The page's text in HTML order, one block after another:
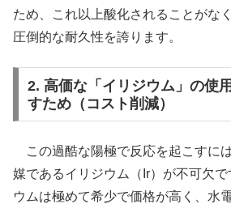
ため、これ以上酸化されることがな
圧倒的な耐久性を誇ります。
2. 高価な「イリジウム」の使
すため（コスト削減）
この過酷な陽極で反応を起こすに
媒であるイリジウム（Ir）が不可欠
ウムは極めて希少で価格が高く、水